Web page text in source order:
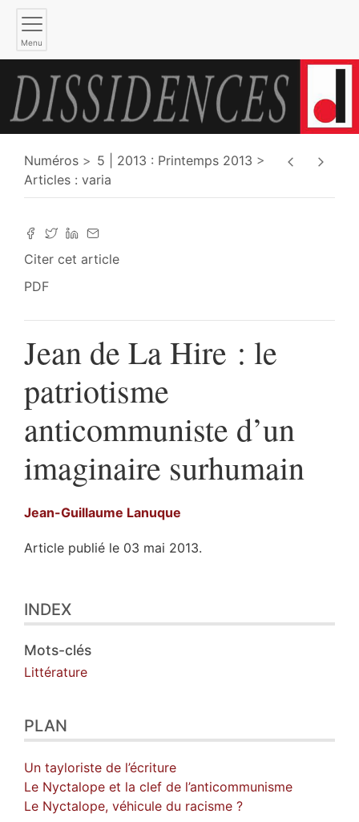
Menu
Numéros
5 | 2013 : Printemps 2013
Articles : varia
Citer cet article
PDF
Jean de La Hire : le
patriotisme
anticommuniste d’un
imaginaire surhumain
Jean-Guillaume Lanuque
Article publié le 03 mai 2013.
Plan
Texte
Notes
Illustrations
INDEX
Mots-clés
Littérature
PLAN
Un tayloriste de l’écriture
Le Nyctalope et la clef de l’anticommunisme
Le Nyctalope, véhicule du racisme ?